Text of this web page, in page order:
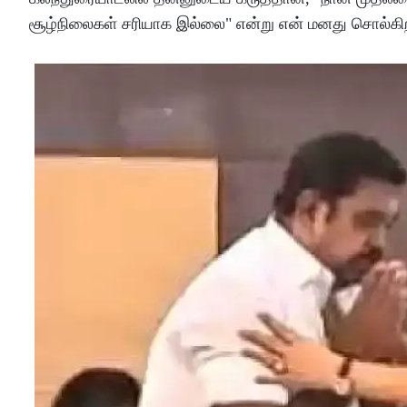
சூழ்நிலைகள் சரியாக இல்லை" என்று என் மனது